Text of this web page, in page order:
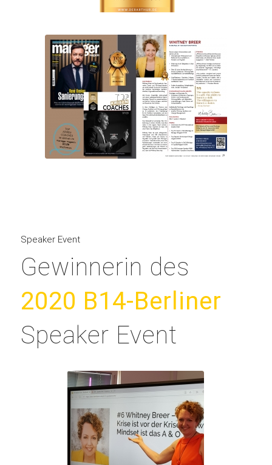
Speaker Event
Gewinnerin des
2020 B14-Berliner
Speaker Event